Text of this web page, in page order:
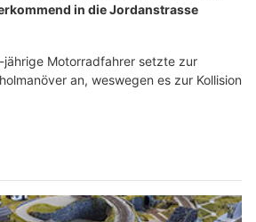
in die Jordanstrasse
Motorradfahrer setzte zur
an, weswegen es zur Kollision